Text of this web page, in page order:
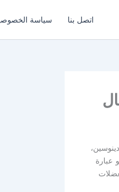
اتصل بنا سياسة
عبارة